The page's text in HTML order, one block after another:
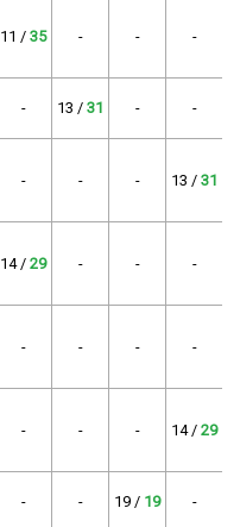
11 / 35 - - -
- 13 / 31 - -
- - - 13 / 31
14 / 29 - - -
- - - -
- - - 14 / 29
- - 19 / 19 -